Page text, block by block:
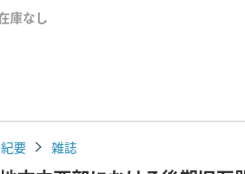
庫なし
要 雑誌